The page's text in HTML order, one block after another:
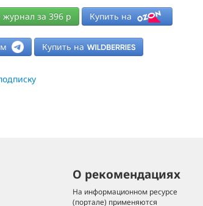
за 396 р Купить на
Купить на
О рекомендациях
На информационном ресурсе
(портале) применяются